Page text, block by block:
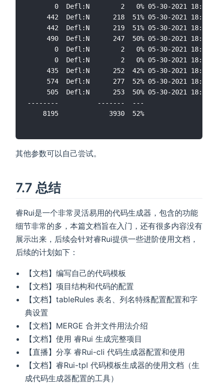
0  Defl:N        2   0% 05-30-2021 18:17
442  Defl:N      218  51% 05-30-2021 18:17
442  Defl:N      219  51% 05-30-2021 18:17
490  Defl:N      247  50% 05-30-2021 18:17
0  Defl:N        2   0% 05-30-2021 18:17
0  Defl:N        2   0% 05-30-2021 18:17
435  Defl:N      252  42% 05-30-2021 18:17
574  Defl:N      277  52% 05-30-2021 18:17
505  Defl:N      253  50% 05-30-2021 18:17
--------          -------  ---
其他参数可以自己尝试。
7.7 总结
睿Rui是一个非常灵活易用的代码生成器，包含的功能
细节非常的多，本篇文档旨在入门，还有很多内容没有
展示出来，后续会针对睿Rui提供一些进阶使用文档，
后续的计划如下：
【文档】编写自己的代码模板
【文档】项目结构和代码的配置
【文档】tableRules 表名、列名特殊配置配置和字
典设置
【文档】MERGE 合并文件用法介绍
【文档】使用 睿Rui 生成完整项目
【直播】分享 睿Rui-cli 代码生成器配置和使用
【文档】睿Rui-tpl 代码模板生成器的使用文档（生
成代码生成器配置的工具）